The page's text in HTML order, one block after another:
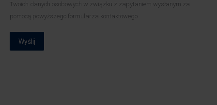
Twoich danych osobowych w związku z zapytaniem wysłanym za
pomocą powyższego formularza kontaktowego
Wyślij